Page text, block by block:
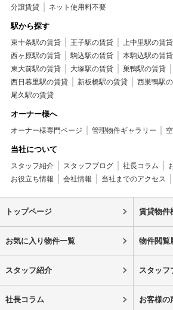
分譲賃貸
ネット使用料不要
駅から探す
東十条駅の賃貸 王子駅の賃貸 上中里駅の賃貸
西ヶ原駅の賃貸
駒込駅の賃貸 本駒込駅の賃貸
東大前駅の賃貸
大塚駅の賃貸 巣鴨駅の賃貸
西日暮里駅の賃貸
新板橋駅の賃貸 西巣鴨駅
尾久駅の賃貸
オーナー様へ
オーナー様専門ページ 管理物件ギャラリー
当社について
スタッフ紹介 スタッフブログ 社長コラム
お役立ち情報
会社情報 当社までのアクセス
トップページ 賃貸物件
お気に入り物件一覧 物件閲覧
スタッフ紹介 スタッフ
社長コラム お客様の